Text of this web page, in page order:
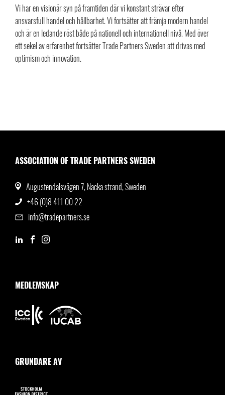
Vi har en visionär syn på framtiden där vi konstant strävar efter
ansvarsfull handel och hållbarhet. Vi fortsätter att främja modern handel
och är en ledande röst både på nationell och internationell nivå. Med över
ett sekel av erfarenhet fortsätter Trade Partners Sweden att drivas med
optimism och innovation.
ASSOCIATION OF TRADE PARTNERS SWEDEN
Augustendalsvägen 7, Nacka strand, Sweden
+46 (0)8 411 00 22
info@tradepartners.se
MEDLEMSKAP
GRUNDARE AV